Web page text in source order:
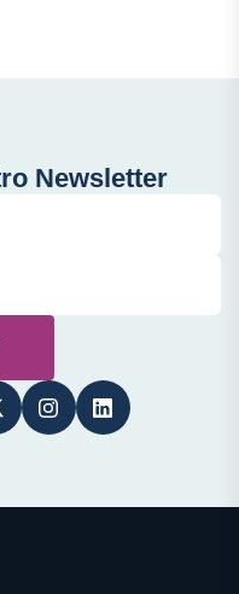
Newsletter